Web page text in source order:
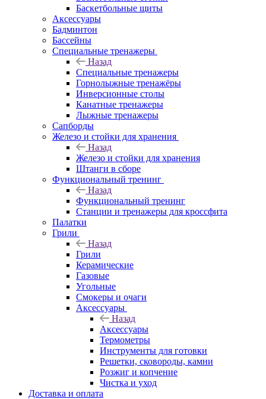
Баскетбольные щиты
Аксессуары
Бадминтон
Бассейны
Специальные тренажеры
Назад
Специальные тренажеры
Горнолыжные тренажёры
Инверсионные столы
Канатные тренажеры
Лыжные тренажеры
Сапборды
Железо и стойки для хранения
Назад
Железо и стойки для хранения
Штанги в сборе
Функциональный тренинг
Назад
Функциональный тренинг
Станции и тренажеры для кроссфита
Палатки
Грили
Назад
Грили
Керамические
Газовые
Угольные
Смокеры и очаги
Аксессуары
Назад
Аксессуары
Термометры
Инструменты для готовки
Решетки, сковороды, камни
Розжиг и копчение
Чистка и уход
Доставка и оплата